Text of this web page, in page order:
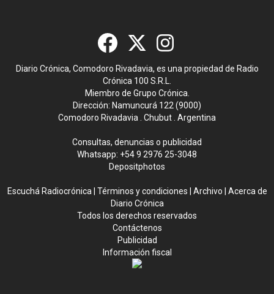
Diario Crónica, Comodoro Rivadavia, es una propiedad de Radio
Crónica 100 S.R.L.
Miembro de Grupo Crónica.
Dirección: Namuncurá 122 (9000)
Comodoro Rivadavia . Chubut . Argentina
Consultas, denuncias o publicidad
Whatsapp: +54 9 2976 25-3048
Depositphotos
Escuchá Radiocrónica Términos y condiciones Archivo
Acerca de
Diario Crónica
Todos los derechos reservados
Contáctenos
Publicidad
Información fiscal